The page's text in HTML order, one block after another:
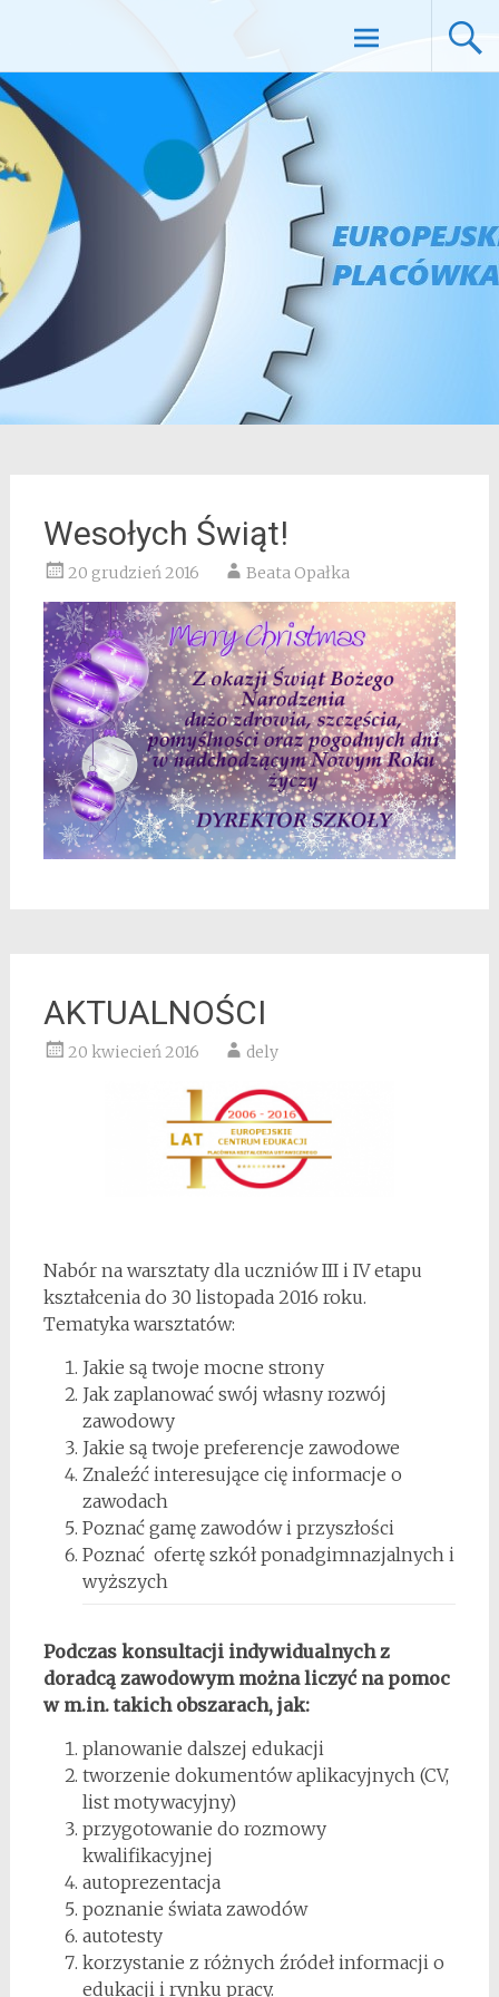
EUROPEJSKIE CENTRUM EDUKACJI
Skip to
Wesołych Świąt!
20 grudzień 2016 Beata Opałka
AKTUALNOŚCI
20 kwiecień 2016 dely
Nabór na warsztaty dla uczniów III i IV etapu
kształcenia do 30 listopada 2016 roku.
Tematyka warsztatów:
Jakie są twoje mocne strony
Jak zaplanować swój własny rozwój
zawodowy
Jakie są twoje preferencje zawodowe
Znaleźć interesujące cię informacje o
zawodach
Poznać gamę zawodów i przyszłości
Poznać ofertę szkół ponadgimnazjalnych i
wyższych
Podczas konsultacji indywidualnych z
doradcą zawodowym można liczyć na pomoc
w m.in. takich obszarach, jak:
planowanie dalszej edukacji
tworzenie dokumentów aplikacyjnych (CV,
list motywacyjny)
przygotowanie do rozmowy
kwalifikacyjnej
autoprezentacja
poznanie świata zawodów
autotesty
korzystanie z różnych źródeł informacji o
edukacji i rynku pracy.